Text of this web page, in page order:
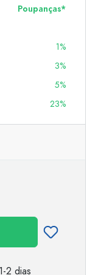
Poupanças*
1%
3%
5%
23%
2 dias